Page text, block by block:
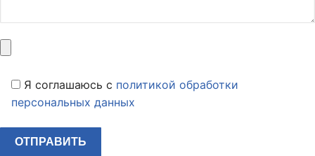
Я соглашаюсь c политикой обработки
персональных данных